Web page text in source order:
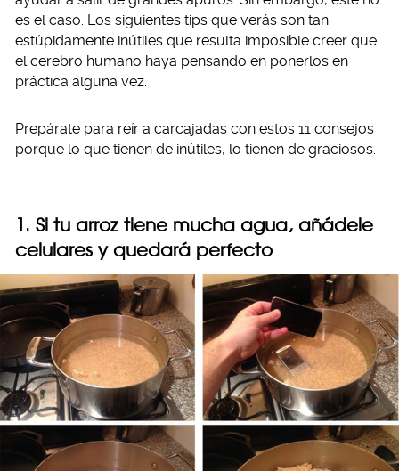
es el caso. Los siguientes tips que verás son tan
estúpidamente inútiles que resulta imposible creer que
el cerebro humano haya pensando en ponerlos en
práctica alguna vez.
Prepárate para reír a carcajadas con estos 11 consejos
porque lo que tienen de inútiles, lo tienen de graciosos.
1. Si tu arroz tiene mucha agua, añádele
celulares y quedará perfecto